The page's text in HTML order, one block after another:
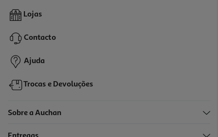
Barras Halvas Haitoglou Com Sabor Baunilha 40g
1,09 €
Lojas
Contacto
Ajuda
Trocas e Devoluções
Sobre a Auchan